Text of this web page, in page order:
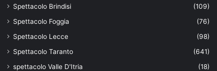
Spettacolo Brindisi
(109)
Spettacolo Foggia
(76)
Spettacolo Lecce
(98)
Spettacolo Taranto
(641)
spettacolo Valle D'Itria
(18)